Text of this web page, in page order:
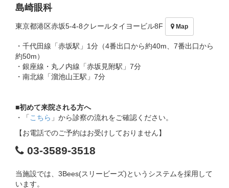
島崎眼科
東京都港区赤坂5-4-8クレールタイヨービル8F Map
・千代田線「赤坂駅」1分（4番出口から約40m、7番出口から
約50m）
・銀座線・丸ノ内線「赤坂見附駅」7分
・南北線「溜池山王駅」7分
■初めて来院される方へ
・「 こちら 」から診察の流れをご確認ください。
【お電話でのご予約はお受けしておりません】
03-3589-3518
当施設では、3Bees(スリービーズ)というシステムを採用して
います。